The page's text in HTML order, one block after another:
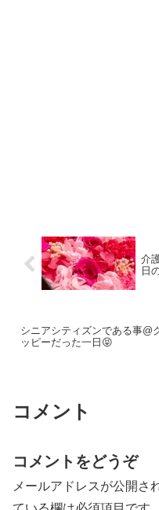
介
日
シニアシティズンである事@
ッピーだった一日😝
コメント
コメントをどうぞ
メールアドレスが公開さ